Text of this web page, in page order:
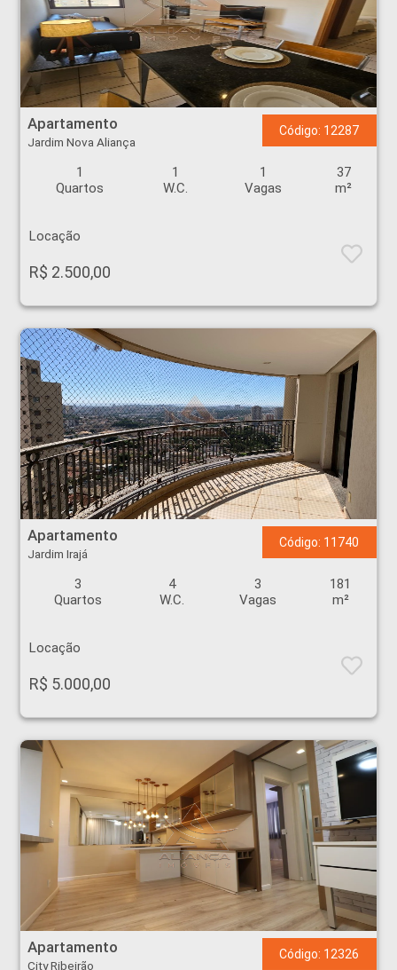
Apartamento - Jardim Nova Aliança - Ribeirão Preto
Apartamento
Jardim Nova Aliança
Código: 12287
1
Quartos
1
W.C.
1
Vagas
37
m²
Locação
R$ 2.500,00
Apartamento - Jardim Irajá - Ribeirão Preto
Apartamento
Jardim Irajá
Código: 11740
3
Quartos
4
W.C.
3
Vagas
181
m²
Locação
R$ 5.000,00
Apartamento - City Ribeirão - Ribeirão Preto
Apartamento
City Ribeirão
Código: 12326